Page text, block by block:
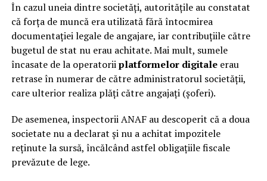
În cazul uneia dintre societăți, autoritățile au constatat
că forța de muncă era utilizată fără întocmirea
documentației legale de angajare, iar contribuțiile către
bugetul de stat nu erau achitate. Mai mult, sumele
încasate de la operatoriiplatformelor digitaleerau
retrase în numerar de către administratorul societății,
care ulterior realiza plăți către angajați (șoferi).
De asemenea, inspectorii ANAF au descoperit că a doua
societate nu a declarat și nu a achitat impozitele
reținute la sursă, încălcând astfel obligațiile fiscale
prevăzute de lege.